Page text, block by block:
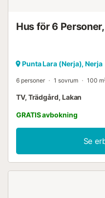
Hus för 6
Punta Lara (Nerja), Nerja
6 personer 1 sovrum 100
TV, Trädgård, Lakan
GRATIS avbokning
Se